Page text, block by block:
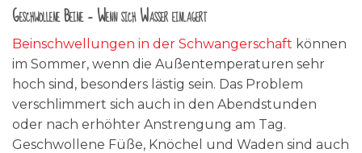
Geschwollene Beine – Wenn sich Wasser einlagert
Beinschwellungen in der Schwangerschaft können
im Sommer, wenn die Außentemperaturen sehr
hoch sind, besonders lästig sein. Das Problem
verschlimmert sich auch in den Abendstunden
oder nach erhöhter Anstrengung am Tag.
Geschwollene Füße, Knöchel und Waden sind auch